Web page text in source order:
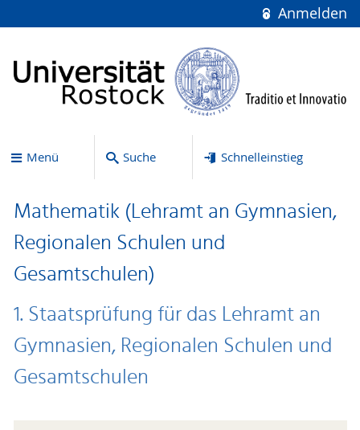
Anmelden
Menü Suche Schnelleinstieg
Mathematik (Lehramt an Gymnasien,
Regionalen Schulen und
Gesamtschulen)
1. Staatsprüfung für das Lehramt an
Gymnasien, Regionalen Schulen und
Gesamtschulen